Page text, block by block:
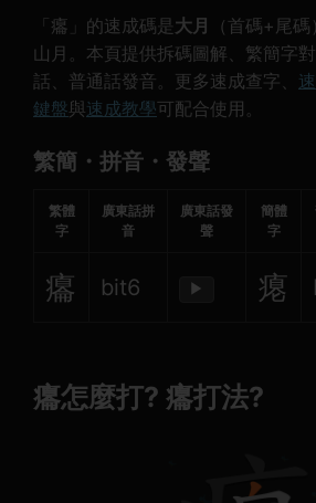
「癟」的速成碼是 大月
（首碼+尾
山月。本頁提供拆碼圖解、繁簡字
話、普通話發音。更多速成查字、
鍵盤與速成教學可配合使用。
繁簡・拼音・發聲
繁體
字
廣東話拼
音
廣東話發
聲
簡體
字
癟 bit6 ▶ 瘪
癟怎麼打? 癟打法?